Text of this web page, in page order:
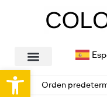
Abrir barra de herramientas